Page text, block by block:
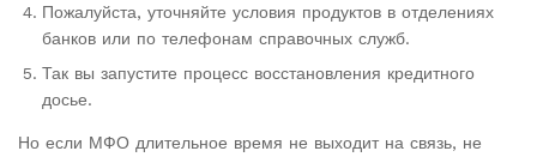
Пожалуйста, уточняйте условия продуктов в отделениях
банков или по телефонам справочных служб.
Так вы запустите процесс восстановления кредитного
досье.
Но если МФО длительное время не выходит на связь, не